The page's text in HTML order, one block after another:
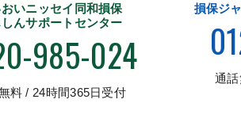
いニッセイ同和損保
んサポートセンター
985-024
料 / 24時間365日受付
損保ジ
通